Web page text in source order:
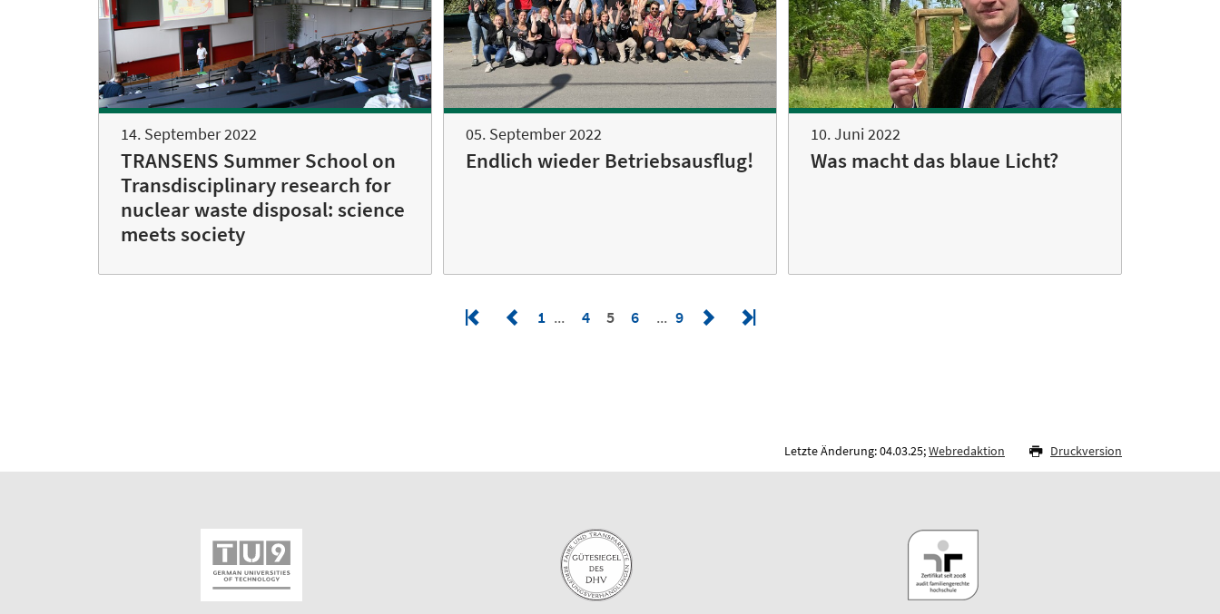
14. September 2022
TRANSENS Summer School on
Transdisciplinary research for
nuclear waste disposal: science
meets society
05. September 2022
Endlich wieder Betriebsausflug!
10. Juni 2022
Was macht das blaue Licht?
1 4 5 6 9
Letzte Änderung: 04.03.25;Webredaktion Druckversion